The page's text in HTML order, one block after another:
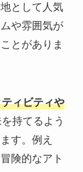
として人気
や雰囲気が
とがありま
ィビティや
持てるよう
す。例え
険的なアト